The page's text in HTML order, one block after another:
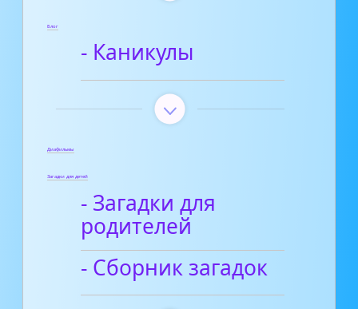
Блог
- Каникулы
Диафильмы
Загадки для детей
- Загадки для
родителей
- Сборник загадок